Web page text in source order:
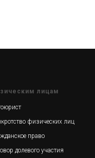
лицам
физических лиц
право
долевого участия